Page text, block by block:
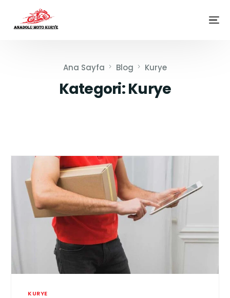
Ana Sayfa Blog Kurye
Kategori:Kurye
KURYE